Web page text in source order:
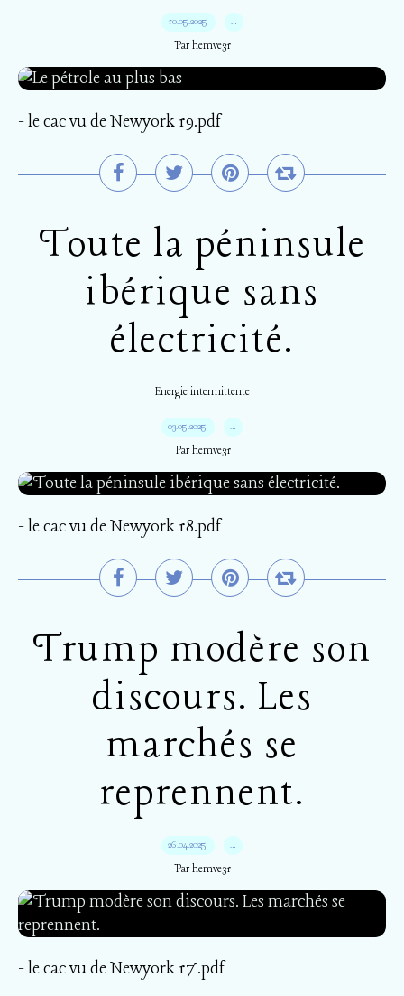
10.05.2025 …
Par hemve31
- le cac vu de Newyork 19.pdf
Toute la péninsule
ibérique sans
électricité.
Energie intermittente
03.05.2025 …
Par hemve31
- le cac vu de Newyork 18.pdf
Trump modère son
discours. Les
marchés se
reprennent.
26.04.2025 …
Par hemve31
- le cac vu de Newyork 17.pdf